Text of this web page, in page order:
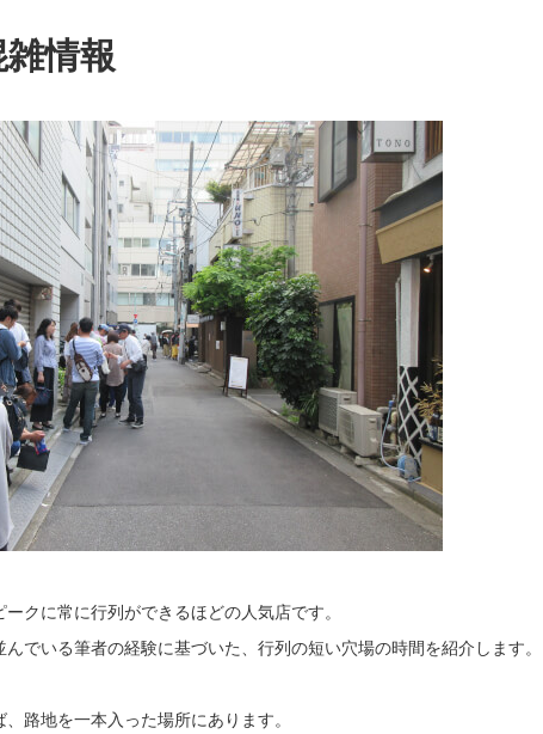
情報
クに常に行列ができるほどの人気店です。
でいる筆者の経験に基づいた、行列の短い穴場の時間を紹介します。
路地を一本入った場所にあります。